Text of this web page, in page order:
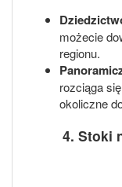
możecie
regionu.
rozciąga
okoliczne
4. Stoki